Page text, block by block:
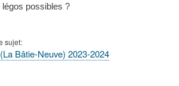
possibles ?
sujet
Bâtie-Neuve) 2023-2024